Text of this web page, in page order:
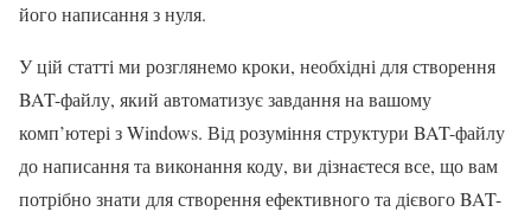
його написання з нуля.
У цій статті ми розглянемо кроки, необхідні для створення
BAT-файлу, який автоматизує завдання на вашому
комп’ютері з Windows. Від розуміння структури BAT-файлу
до написання та виконання коду, ви дізнаєтеся все, що вам
потрібно знати для створення ефективного та дієвого BAT-